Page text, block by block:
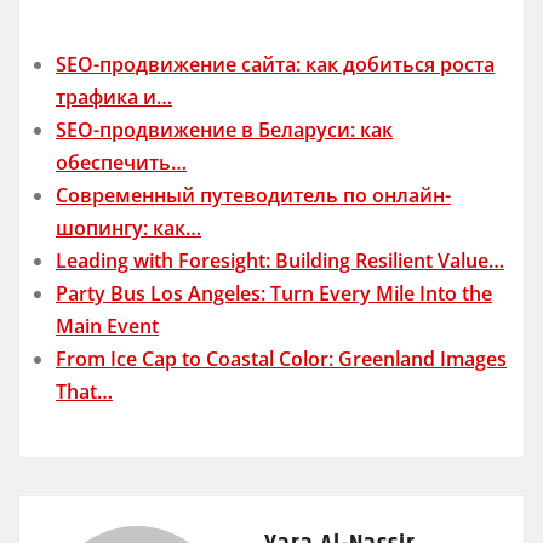
SEO-продвижение сайта: как добиться роста
трафика и…
SEO-продвижение в Беларуси: как
обеспечить…
Современный путеводитель по онлайн-
шопингу: как…
Leading with Foresight: Building Resilient Value…
Party Bus Los Angeles: Turn Every Mile Into the
Main Event
From Ice Cap to Coastal Color: Greenland Images
That…